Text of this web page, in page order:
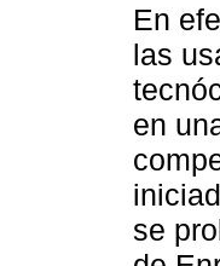
En
las
en
se